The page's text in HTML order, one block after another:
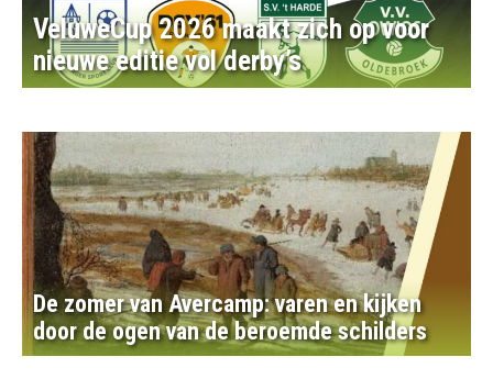
VeluweCup 2026 maakt zich op voor
nieuwe editie vol derby’s
De zomer van Avercamp: varen en kijken
door de ogen van de beroemde schilders